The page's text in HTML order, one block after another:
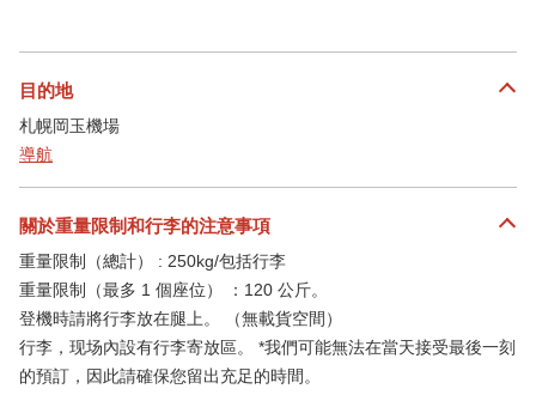
目的地
札幌岡玉機場
導航
關於重量限制和行李的注意事項
重量限制（總計） : 250kg/包括行李
重量限制（最多 1 個座位） ：120 公斤。
登機時請將行李放在腿上。 （無載貨空間）
行李，现场內設有行李寄放區。 *我們可能無法在當天接受最後一刻
的預訂，因此請確保您留出充足的時間。